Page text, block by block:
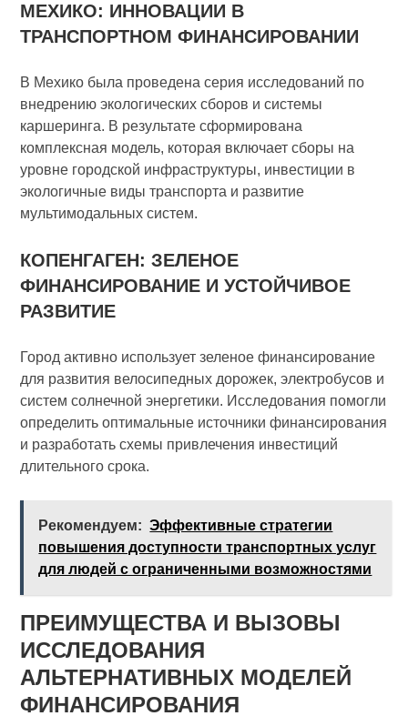
МЕХИКО: ИННОВАЦИИ В
ТРАНСПОРТНОМ ФИНАНСИРОВАНИИ
В Мехико была проведена серия исследований по
внедрению экологических сборов и системы
каршеринга. В результате сформирована
комплексная модель, которая включает сборы на
уровне городской инфраструктуры, инвестиции в
экологичные виды транспорта и развитие
мультимодальных систем.
КОПЕНГАГЕН: ЗЕЛЕНОЕ
ФИНАНСИРОВАНИЕ И УСТОЙЧИВОЕ
РАЗВИТИЕ
Город активно использует зеленое финансирование
для развития велосипедных дорожек, электробусов и
систем солнечной энергетики. Исследования помогли
определить оптимальные источники финансирования
и разработать схемы привлечения инвестиций
длительного срока.
Рекомендуем: Эффективные стратегии
повышения доступности транспортных услуг
для людей с ограниченными возможностями
ПРЕИМУЩЕСТВА И ВЫЗОВЫ
ИССЛЕДОВАНИЯ
АЛЬТЕРНАТИВНЫХ МОДЕЛЕЙ
ФИНАНСИРОВАНИЯ